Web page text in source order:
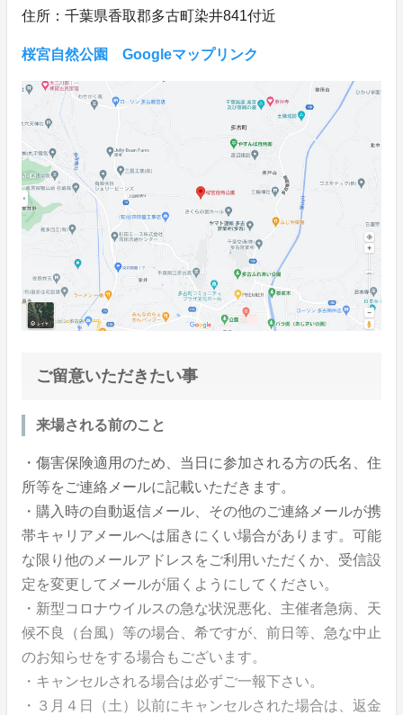
住所：千葉県香取郡多古町染井841付近
桜宮自然公園 Googleマップリンク
ご留意いただきたい事
来場される前のこと
・傷害保険適用のため、当日に参加される方の氏名、住
所等をご連絡メールに記載いただきます。
・購入時の自動返信メール、その他のご連絡メールが携
帯キャリアメールへは届きにくい場合があります。可能
な限り他のメールアドレスをご利用いただくか、受信設
定を変更してメールが届くようにしてください。
・新型コロナウイルスの急な状況悪化、主催者急病、天
候不良（台風）等の場合、希ですが、前日等、急な中止
のお知らせをする場合もございます。
・キャンセルされる場合は必ずご一報下さい。
・３月４日（土）以前にキャンセルされた場合は、返金